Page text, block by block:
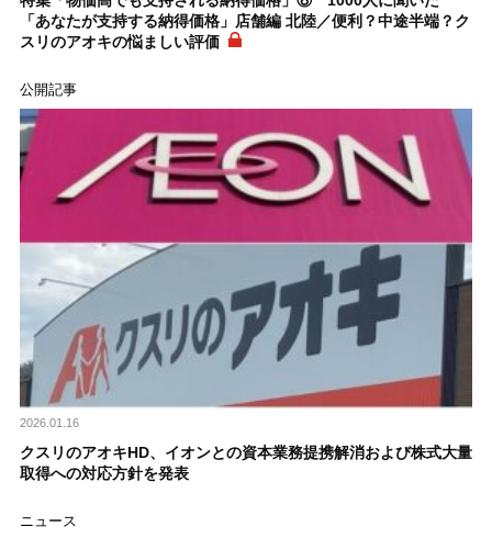
「あなたが支持する納得価格」店舗編 北陸／便利？中途半端？ク
スリのアオキの悩ましい評価
公開記事
2026.01.16
クスリのアオキHD、イオンとの資本業務提携解消および株式大量
取得への対応方針を発表
ニュース